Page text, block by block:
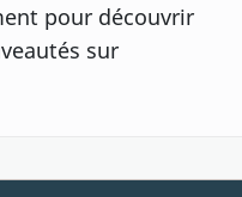
pour découvrir
sur